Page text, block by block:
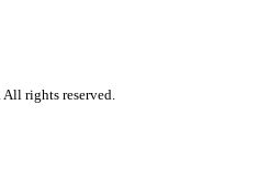
rights reserved.